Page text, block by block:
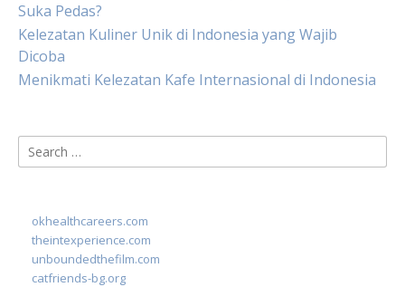
Suka Pedas?
Kelezatan Kuliner Unik di Indonesia yang Wajib
Dicoba
Menikmati Kelezatan Kafe Internasional di Indonesia
Search
for:
okhealthcareers.com
theintexperience.com
unboundedthefilm.com
catfriends-bg.org